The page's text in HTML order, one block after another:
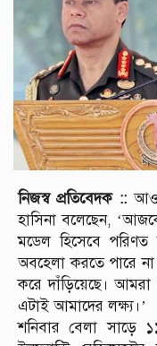
নিজস্ব প্রতিবেদক ::
হাসিনা বলেছেন,
মডেল হিসেবে
অবহেলা করতে পারে
করে দাঁড়িয়েছে।
এটাই আমাদের লক্ষ্য।’
শনিবার বেলা সাড়ে